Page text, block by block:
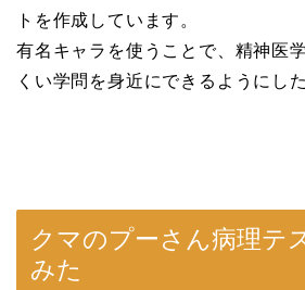
トを作成しています。
有名キャラを使うことで、精神医
くい学問を身近にできるようにし
クマのプーさん病理テ
みた